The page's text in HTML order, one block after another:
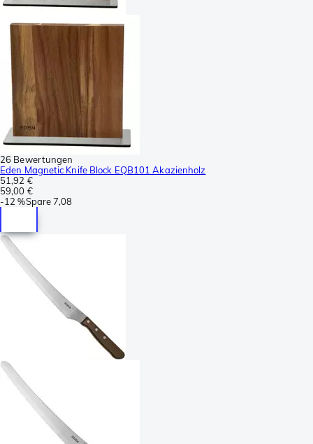
26 Bewertungen
Eden Magnetic Knife Block EQB101 Akazienholz
51,92 €
59,00 €
-12 %Spare7,08